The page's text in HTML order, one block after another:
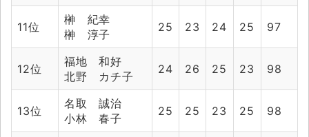
11位
榊 紀幸
榊 淳子
25 23 24 25 97
12位
福地 和好
北野 カチ子
24 26 25 23 98
13位
名取 誠治
小林 春子
25 25 23 25 98